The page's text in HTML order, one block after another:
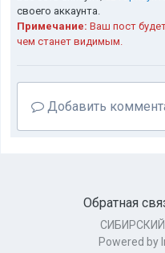
своего аккаунта.
Примечание: Ваш пост
чем станет видимым.
Добавить
Обратная
СИБИРСКИЙ
Powered by